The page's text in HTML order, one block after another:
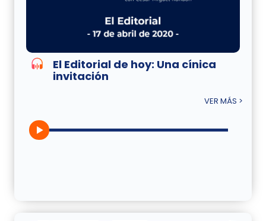
El Editorial de hoy: Una cínica
invitación
VER MÁS >